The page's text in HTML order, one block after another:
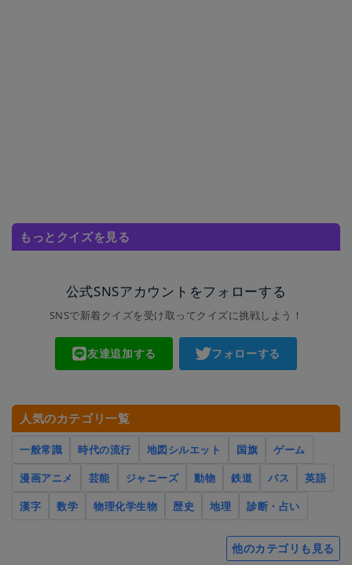
もっとクイズを見る
公式SNSアカウントをフォローする
SNSで新着クイズを受け取ってクイズに挑戦しよう！
友達追加する フォローする
人気のカテゴリ一覧
一般常識 時代の流行 地図シルエット 国旗
ゲーム
漫画アニメ
芸能 ジャニーズ 動物 鉄道 バス
英語
漢字
数学 物理化学生物 歴史 地理 診断・占い
他のカテゴリも見る